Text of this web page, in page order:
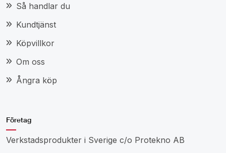
Så handlar du
Kundtjänst
Köpvillkor
Om oss
Ångra köp
Företag
Verkstadsprodukter i Sverige c/o Protekno AB